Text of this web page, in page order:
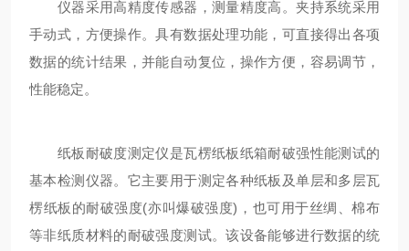
仪器采用高精度传感器，测量精度高。夹持系统采用
手动式，方便操作。具有数据处理功能，可直接得出各项
数据的统计结果，并能自动复位，操作方便，容易调节，
性能稳定。
纸板耐破度测定仪是瓦楞纸板纸箱耐破强性能测试的
基本检测仪器。它主要用于测定各种纸板及单层和多层瓦
楞纸板的耐破强度(亦叫爆破强度)，也可用于丝绸、棉布
等非纸质材料的耐破强度测试。该设备能够进行数据的统